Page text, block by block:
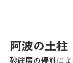
阿波の土柱
砂礫層の侵蝕に